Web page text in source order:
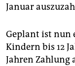
Januar
Geplant ist nun
Kindern bis 12
Jahren Zahlung